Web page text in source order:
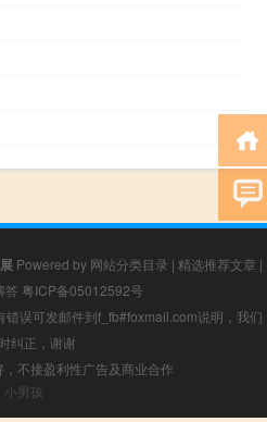
Powered by 网站分类目录 | 精选推荐文章 |
答 粤ICP备05012592号
误可发邮件到f_fb#foxmail.com说明，我们
纠正，谢谢
不接盈利性广告及商业合作
小男孩